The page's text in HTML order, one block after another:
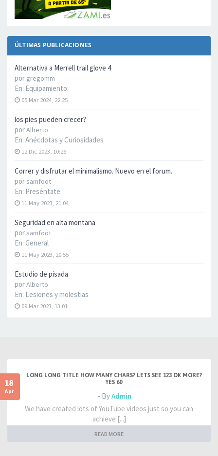
ÚLTIMAS PUBLICACIONES
Alternativa a Merrell trail glove 4
por gregomm
En: Equipamiento:
05 Mar 2024, 22:25
los pies pueden crecer?
porAlberto
En: Anécdotas y Curiosidades
12 Dic 2023, 10:26
Correr y disfrutar el minimalismo. Nuevo en el forum.
por samfoot
En: Preséntate
11 May 2023, 21:04
Seguridad en alta montaña
por samfoot
En: General
11 May 2023, 20:55
Estudio de pisada
porAlberto
En: Lesiones y molestias
09 Mar 2023, 13:01
18
Apr
LONG LONG TITLE HOW MANY CHARS? LETS SEE 123 OK MORE?
YES 60
- ByAdmin
We have created lots of YouTube videos just so you can
achieve [...]
READ MORE